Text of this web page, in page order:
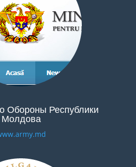
Обороны Республики
Молдова